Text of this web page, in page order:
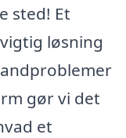
sted! Et
løsning
gør vi det
et